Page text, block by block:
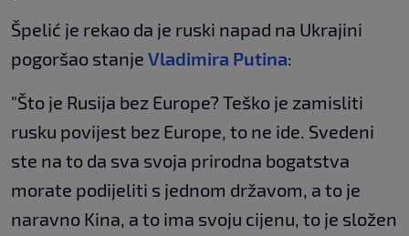
Špelić je rekao da je ruski napad na Ukrajini
pogoršao stanje Vladimira Putina:
"Što je Rusija bez Europe? Teško je zamisliti
rusku povijest bez Europe, to ne ide. Svedeni
ste na to da sva svoja prirodna bogatstva
morate podijeliti s jednom državom, a to je
naravno Kina, a to ima svoju cijenu, to je složen